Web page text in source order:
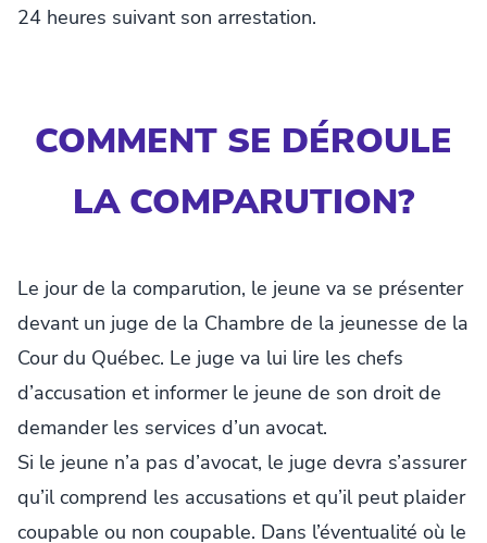
24 heures suivant son arrestation.
COMMENT SE DÉROULE
LA COMPARUTION?
Le jour de la comparution, le jeune va se présenter
devant un juge de la Chambre de la jeunesse de la
Cour du Québec. Le juge va lui lire les chefs
d’accusation et informer le jeune de son droit de
demander les services d’un avocat.
Si le jeune n’a pas d’avocat, le juge devra s’assurer
qu’il comprend les accusations et qu’il peut plaider
coupable ou non coupable. Dans l’éventualité où le